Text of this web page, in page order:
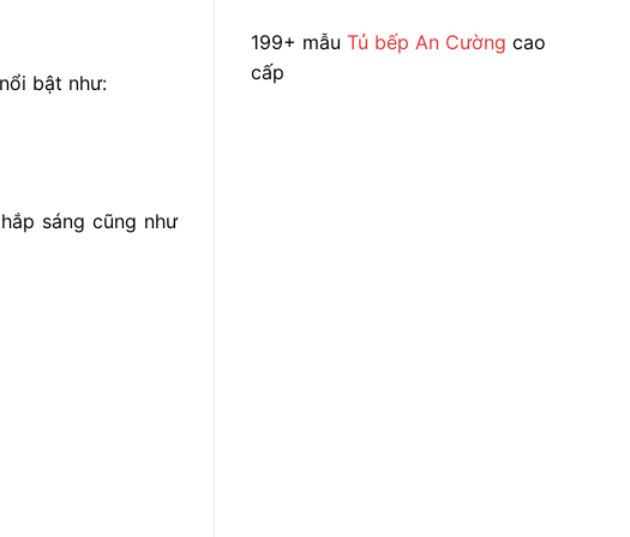
bật như:
sáng cũng như
199+ mẫu Tủ bếp An Cường cao
cấp